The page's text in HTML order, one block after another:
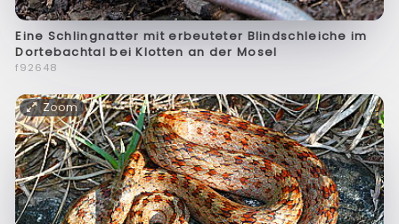
Eine Schlingnatter mit erbeuteter Blindschleiche im
Dortebachtal bei Klotten an der Mosel
f92648
Zoom